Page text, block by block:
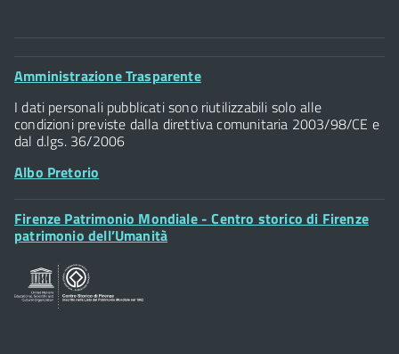
Comune di Firenze
Palazzo Vecchio
Piazza della Signoria - 50122, Firenze
P.IVA 01307110484
Posta Elettronica Certificata
Footer
Amministrazione Trasparente
I dati personali pubblicati sono riutilizzabili solo alle
condizioni previste dalla direttiva comunitaria 2003/98/CE e
dal d.lgs. 36/2006
Albo Pretorio
Footer
Widget
Firenze Patrimonio Mondiale - Centro storico di Firenze
patrimonio dell’Umanità